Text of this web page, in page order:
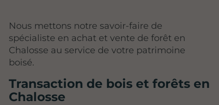
Nous mettons notre savoir-faire de
spécialiste en achat et vente de forêt en
Chalosse au service de votre patrimoine
boisé.
Transaction de bois et forêts en
Chalosse